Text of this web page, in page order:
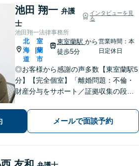
池田 翔一 弁護
士
インタビューを見
る
池田翔一法律事務所
北
海
道
|
室
蘭
市
東室蘭駅 から
徒歩5分
営業時間：本
日定休日
◎お客様から感謝の声多数【東室蘭駅5
分】【完全個室】「離婚問題：不倫・
財産分与をサポート／証拠収集の段階
的なアプローチ」「相続問題：幅広い
相続問題に対応できる豊富な経験」適
切な公正証書遺言を作成【行政書士資
格保有】
メールで面談予約
友和